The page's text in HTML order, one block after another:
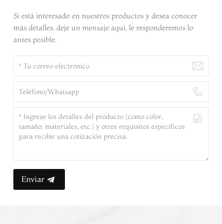
Si está interesado en nuestros productos y desea conocer
más detalles, deje un mensaje aquí, le responderemos lo
antes posible.
Enviar